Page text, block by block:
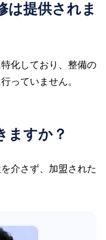
は提供されま
化しており、整備の
っていません。
ますか？
介さず、加盟された